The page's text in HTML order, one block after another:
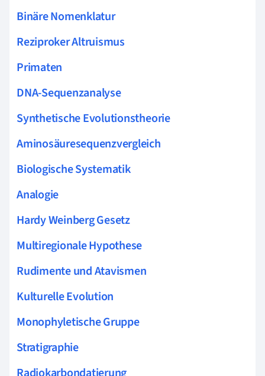
Binäre Nomenklatur
Reziproker Altruismus
Primaten
DNA-Sequenzanalyse
Synthetische Evolutionstheorie
Aminosäuresequenzvergleich
Biologische Systematik
Analogie
Hardy Weinberg Gesetz
Multiregionale Hypothese
Rudimente und Atavismen
Kulturelle Evolution
Monophyletische Gruppe
Stratigraphie